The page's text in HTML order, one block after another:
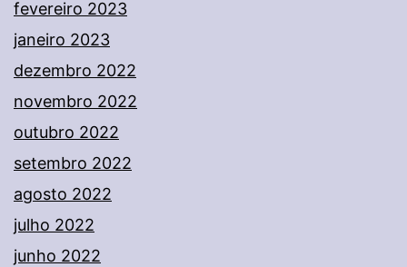
fevereiro 2023
janeiro 2023
dezembro 2022
novembro 2022
outubro 2022
setembro 2022
agosto 2022
julho 2022
junho 2022